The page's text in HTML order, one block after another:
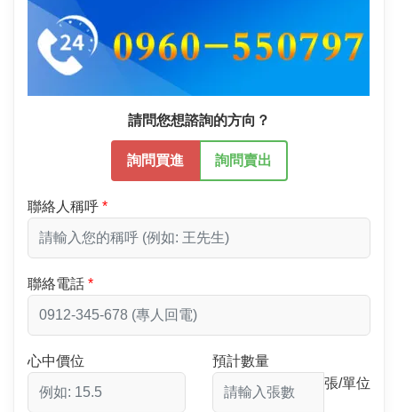
請問您想諮詢的方向？
詢問買進 詢問賣出
聯絡人稱呼
聯絡電話
心中價位
預計數量
張/單位